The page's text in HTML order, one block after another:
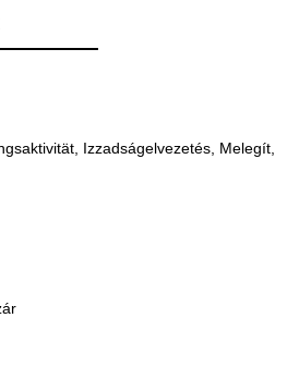
Izzadságelvezetés, Melegít,